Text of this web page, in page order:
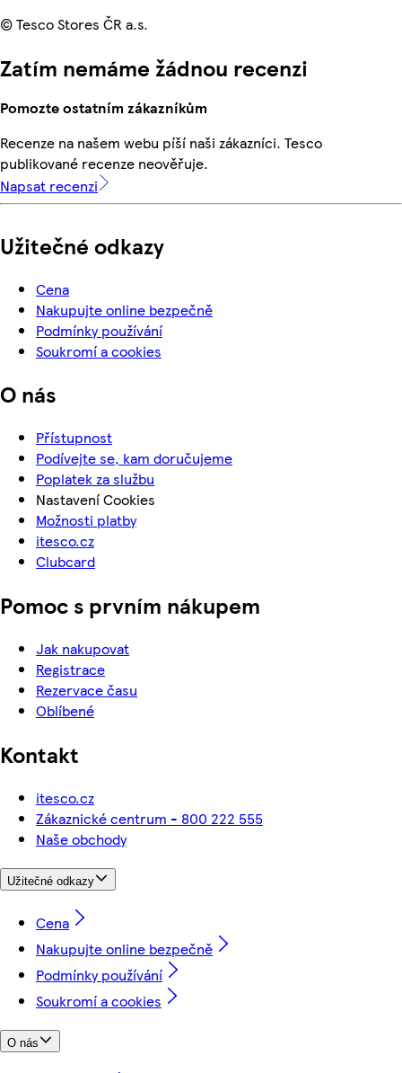
© Tesco Stores ČR a.s.
Zatím nemáme žádnou recenzi
Pomozte ostatním zákazníkům
Recenze na našem webu píší naši zákazníci. Tesco
publikované recenze neověřuje.
Napsat recenzi
Užitečné odkazy
Cena
Nakupujte online bezpečně
Podmínky používání
Soukromí a cookies
O nás
Přístupnost
Podívejte se, kam doručujeme
Poplatek za službu
Nastavení Cookies
Možnosti platby
itesco.cz
Clubcard
Pomoc s prvním nákupem
Jak nakupovat
Registrace
Rezervace času
Oblíbené
Kontakt
itesco.cz
Zákaznické centrum - 800 222 555
Naše obchody
Užitečné odkazy
Cena
Nakupujte online bezpečně
Podmínky používání
Soukromí a cookies
O nás